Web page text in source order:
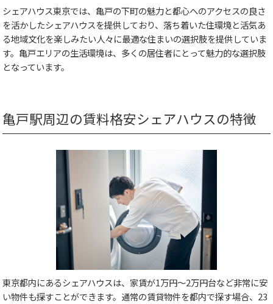
シェアハウス東京では、亀戸の下町の魅力と都心へのアクセスの良さ
を活かしたシェアハウスを提供しており、落ち着いた住環境と活気あ
る地域文化を楽しみたい人々に最適な住まいの選択肢を提供していま
す。亀戸エリアの生活環境は、多くの居住者にとって魅力的な選択肢
となっています。
亀戸駅周辺の賃料格安シェアハウスの特徴
東京都内にあるシェアハウスは、家賃が1万円～2万円台など非常に安
い物件も探すことができます。通常の賃貸物件を都内で探す場合、23